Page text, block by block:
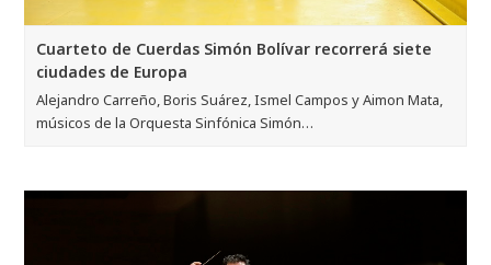
Cuarteto de Cuerdas Simón Bolívar recorrerá siete
ciudades de Europa
Alejandro Carreño, Boris Suárez, Ismel Campos y Aimon Mata,
músicos de la Orquesta Sinfónica Simón…